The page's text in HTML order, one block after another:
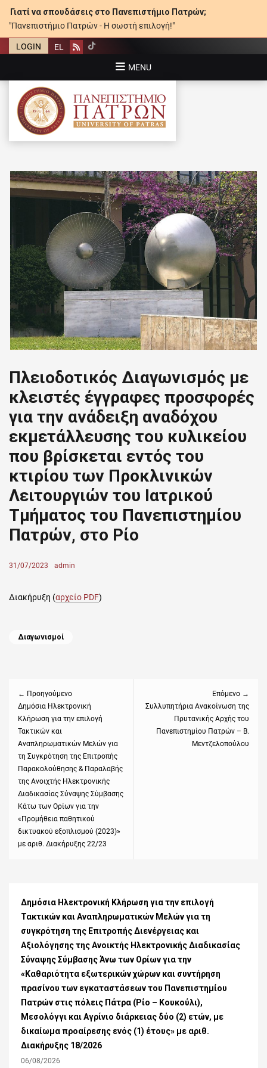
Γιατί να σπουδάσεις στο Πανεπιστήμιο Πατρών;
"Πανεπιστήμιο Πατρών - Η σωστή επιλογή!"
LOGIN EL Rss
MENU
ΠΑΝΕΠΙΣΤΉΜΙΟ ΠΑΤΡΏΝ
Πλειοδοτικός Διαγωνισμός με
κλειστές έγγραφες προσφορές
για την ανάδειξη αναδόχου
εκμετάλλευσης του κυλικείου
που βρίσκεται εντός του
κτιρίου των Προκλινικών
Λειτουργιών του Ιατρικού
Τμήματος του Πανεπιστημίου
Πατρών, στο Ρίο
Posted
31/07/2023 Author
admin
Διακήρυξη (αρχείο PDF)
Categories
Διαγωνισμοί
← Προηγούμενο
Previous
post:
Δημόσια Ηλεκτρονική
Κλήρωση για την επιλογή
Τακτικών και
Αναπληρωματικών Μελών για
τη Συγκρότηση της Επιτροπής
Παρακολούθησης & Παραλαβής
της Ανοιχτής Ηλεκτρονικής
Διαδικασίας Σύναψης Σύμβασης
Κάτω των Ορίων για την
«Προμήθεια παθητικού
δικτυακού εξοπλισμού (2023)»
με αριθ. Διακήρυξης 22/23
Επόμενο →
Next
Συλλυπητήρια Ανακοίνωση της
Πρυτανικής Αρχής του
Πανεπιστημίου Πατρών – Β.
Μεντζελοπούλου
Δημόσια Ηλεκτρονική Κλήρωση για την επιλογή
Τακτικών και Αναπληρωματικών Μελών για τη
συγκρότηση της Επιτροπής Διενέργειας και
Αξιολόγησης της Ανοικτής Ηλεκτρονικής Διαδικασίας
Σύναψης Σύμβασης Άνω των Ορίων για την
«Καθαριότητα εξωτερικών χώρων και συντήρηση
πρασίνου των εγκαταστάσεων του Πανεπιστημίου
Πατρών στις πόλεις Πάτρα (Ρίο – Κουκούλι),
Μεσολόγγι και Αγρίνιο διάρκειας δύο (2) ετών, με
δικαίωμα προαίρεσης ενός (1) έτους» με αριθ.
Διακήρυξης 18/2026
06/08/2026